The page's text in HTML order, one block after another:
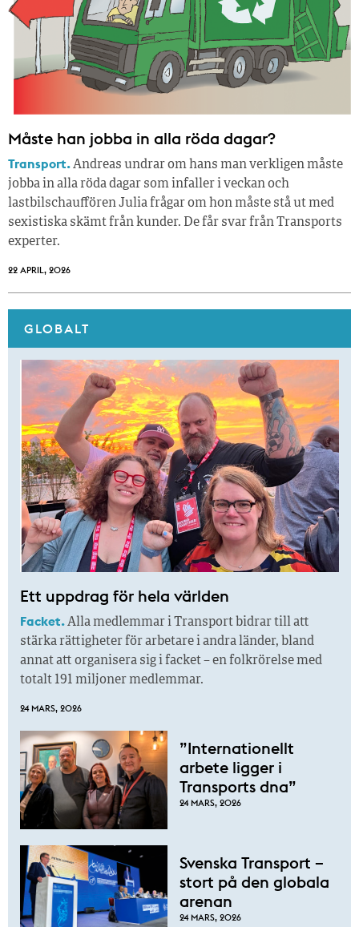
Måste han jobba in alla röda dagar?
Transport.Andreas undrar om hans man verkligen måste
jobba in alla röda dagar som infaller i veckan och
lastbilschauffören Julia frågar om hon måste stå ut med
sexistiska skämt från kunder. De får svar från Transports
experter.
22 APRIL, 2026
GLOBALT
Ett uppdrag för hela världen
Facket.Alla medlemmar i Transport bidrar till att
stärka rättigheter för arbetare i andra länder, bland
annat att organisera sig i facket – en folkrörelse med
totalt 191 miljoner medlemmar.
24 MARS, 2026
”Internationellt
arbete ligger i
Transports dna”
24 MARS, 2026
Svenska Transport –
stort på den globala
arenan
24 MARS, 2026